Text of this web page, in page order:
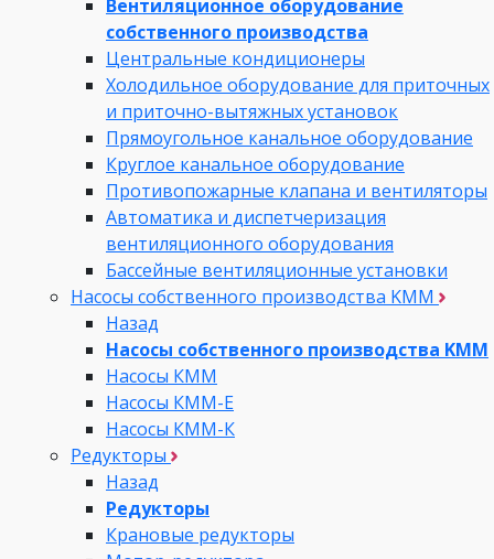
Вентиляционное оборудование
собственного производства
Центральные кондиционеры
Холодильное оборудование для приточных
и приточно-вытяжных установок
Прямоугольное канальное оборудование
Круглое канальное оборудование
Противопожарные клапана и вентиляторы
Автоматика и диспетчеризация
вентиляционного оборудования
Бассейные вентиляционные установки
Насосы собственного производства KMM
Назад
Насосы собственного производства KMM
Насосы КММ
Насосы КММ-Е
Насосы КММ-К
Редукторы
Назад
Редукторы
Крановые редукторы